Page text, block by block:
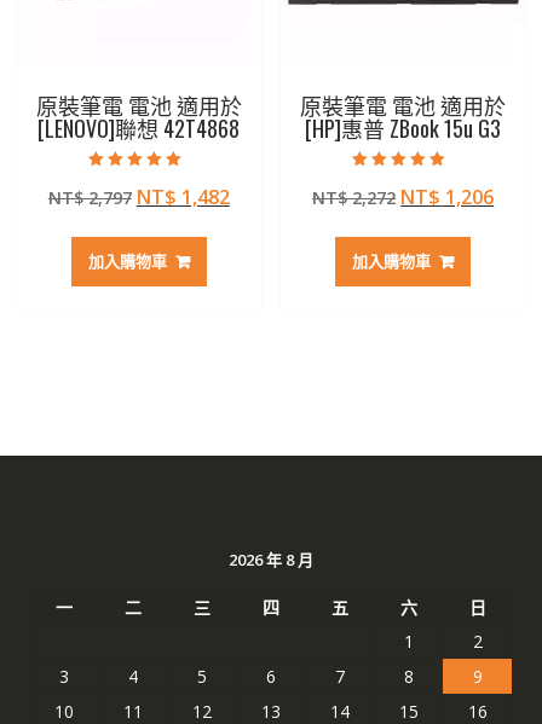
原裝筆電 電池 適用於
[LENOVO]聯想 42T4868
5.00
滿分 5
NT$2,797 原
價
格：
NT$ 1,482目
加入購物車
原裝筆電 電池 適用於
[HP]惠普 ZBook 15u G3
4.50
滿分 5
NT$2,272 原
價
格：
NT$ 1,206目
加入購物車
2026 年 8 月
一 二 三 四 五 六
日
1
2
3
4 5 6 7 8
9
10
11 12 13 14 15
16